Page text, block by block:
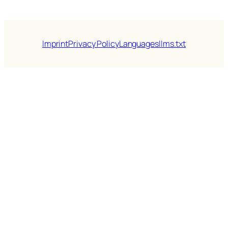
ImprintPrivacy PolicyLanguagesllms.txt